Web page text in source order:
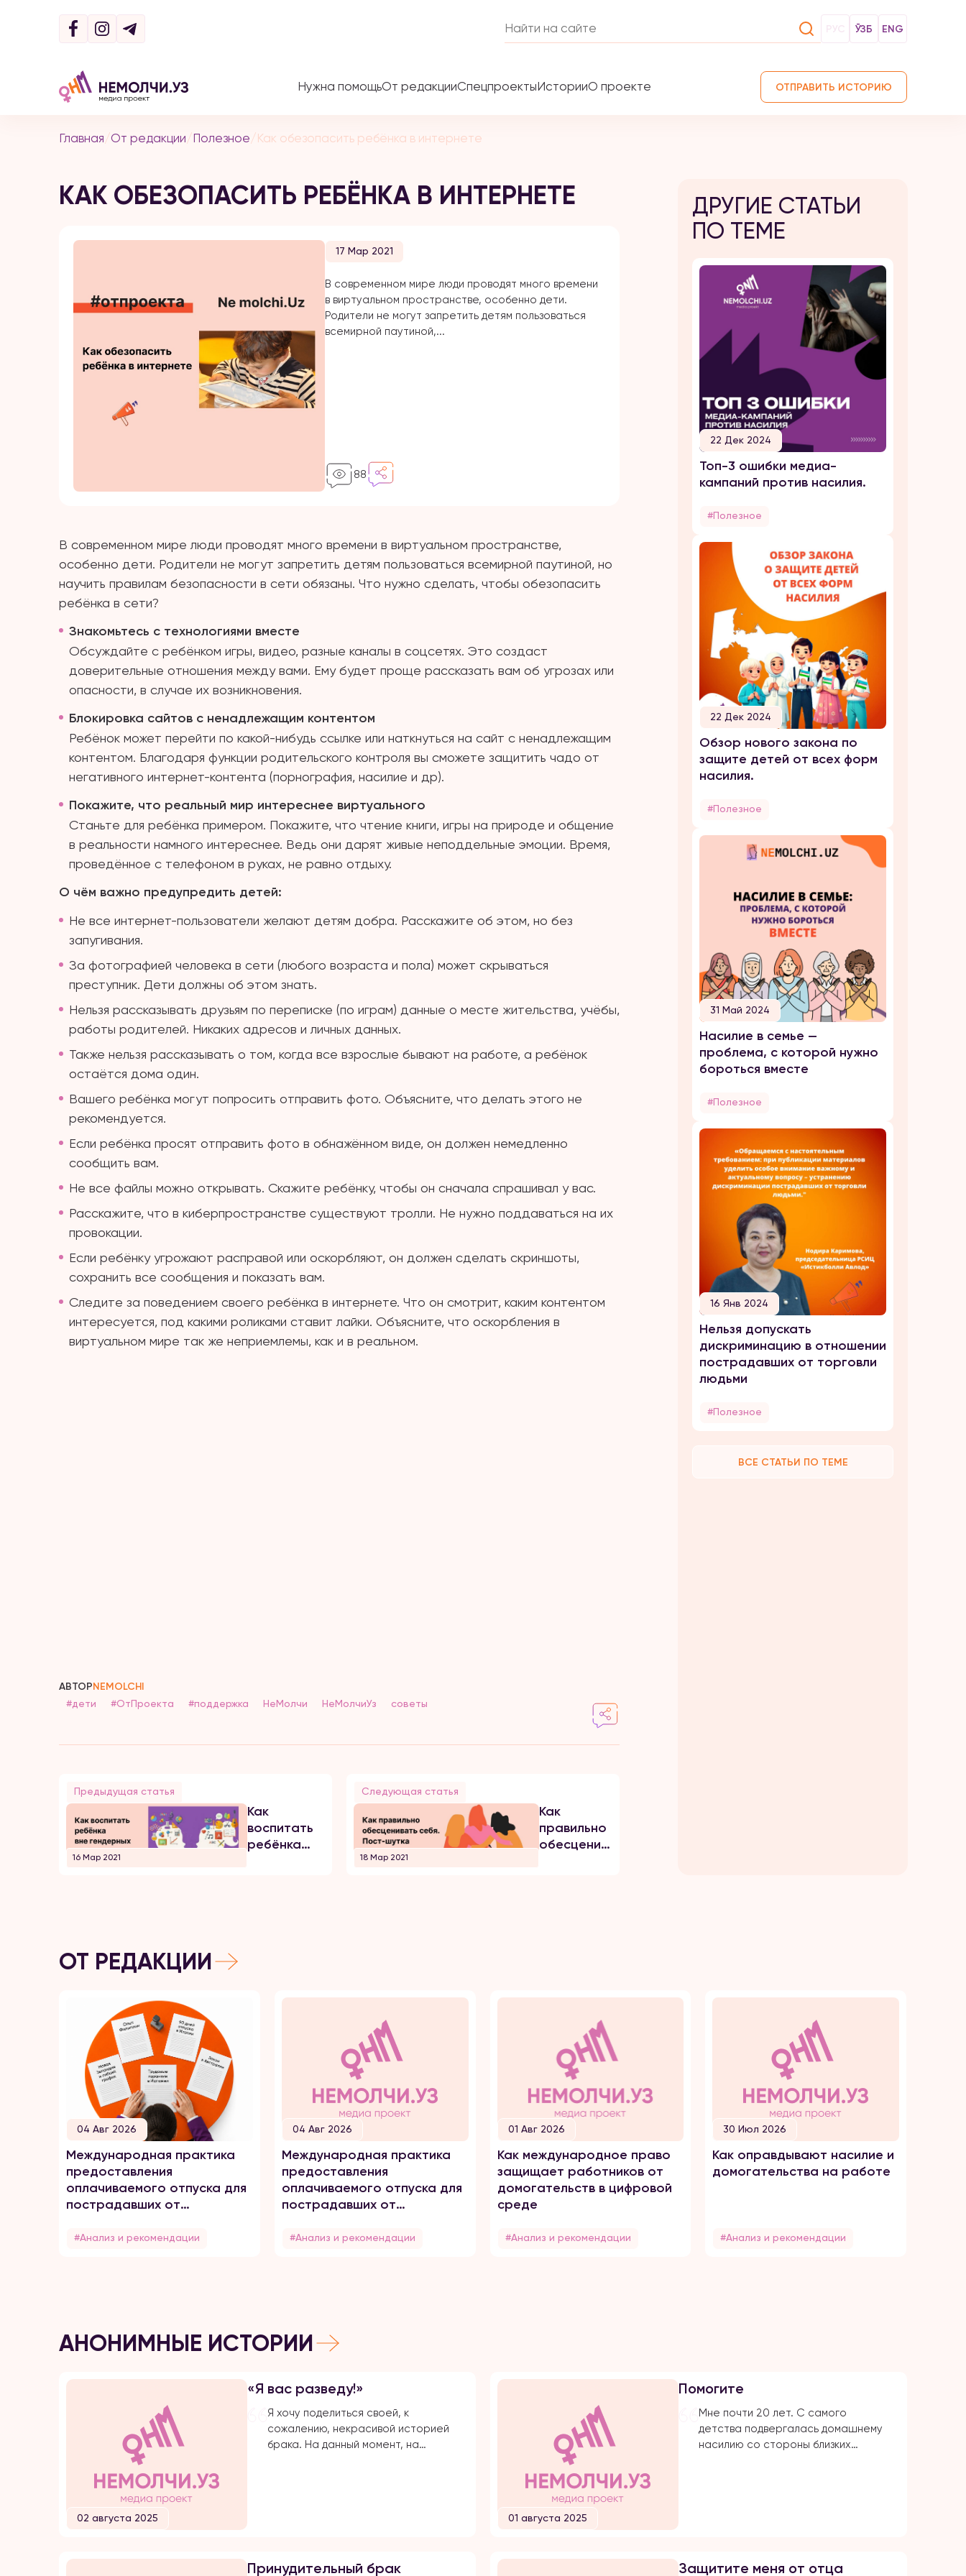
РУС ЎЗБ ENG
Нужна помощьОт редакцииСпецпроектыИсторииО проекте ОТПРАВИТЬ ИСТОРИЮ
Главная/От редакции/Полезное/Как обезопасить ребёнка в интернете
КАК ОБЕЗОПАСИТЬ РЕБЁНКА В ИНТЕРНЕТЕ
17 Мар 2021
В современном мире люди проводят много времени
в виртуальном пространстве, особенно дети.
Родители не могут запретить детям пользоваться
всемирной паутиной,...
88
В современном мире люди проводят много времени в виртуальном пространстве,
особенно дети. Родители не могут запретить детям пользоваться всемирной паутиной, но
научить правилам безопасности в сети обязаны. Что нужно сделать, чтобы обезопасить
ребёнка в сети?
Знакомьтесь с технологиями вместе
Обсуждайте с ребёнком игры, видео, разные каналы в соцсетях. Это создаст
доверительные отношения между вами. Ему будет проще рассказать вам об угрозах или
опасности, в случае их возникновения.
Блокировка сайтов с ненадлежащим контентом
Ребёнок может перейти по какой-нибудь ссылке или наткнуться на сайт с ненадлежащим
контентом. Благодаря функции родительского контроля вы сможете защитить чадо от
негативного интернет-контента (порнография, насилие и др).
Покажите, что реальный мир интереснее виртуального
Станьте для ребёнка примером. Покажите, что чтение книги, игры на природе и общение
в реальности намного интереснее. Ведь они дарят живые неподдельные эмоции. Время,
проведённое с телефоном в руках, не равно отдыху.
О чём важно предупредить детей:
Не все интернет-пользователи желают детям добра. Расскажите об этом, но без
запугивания.
За фотографией человека в сети (любого возраста и пола) может скрываться
преступник. Дети должны об этом знать.
Нельзя рассказывать друзьям по переписке (по играм) данные о месте жительства, учёбы,
работы родителей. Никаких адресов и личных данных.
Также нельзя рассказывать о том, когда все взрослые бывают на работе, а ребёнок
остаётся дома один.
Вашего ребёнка могут попросить отправить фото. Объясните, что делать этого не
рекомендуется.
Если ребёнка просят отправить фото в обнажённом виде, он должен немедленно
сообщить вам.
Не все файлы можно открывать. Скажите ребёнку, чтобы он сначала спрашивал у вас.
Расскажите, что в киберпространстве существуют тролли. Не нужно поддаваться на их
провокации.
Если ребёнку угрожают расправой или оскорбляют, он должен сделать скриншоты,
сохранить все сообщения и показать вам.
Следите за поведением своего ребёнка в интернете. Что он смотрит, каким контентом
интересуется, под какими роликами ставит лайки. Объясните, что оскорбления в
виртуальном мире так же неприемлемы, как и в реальном.
АВТОРNEMOLCHI
#дети #ОтПроекта #поддержка НеМолчи НеМолчиУз советы
Предыдущая статья
16 Мар 2021
Как
воспитать
ребёнка
Следующая статья
18 Мар 2021
Как
правильно
обесценивать
ДРУГИЕ СТАТЬИ
ПО ТЕМЕ
22 Дек 2024
Топ-3 ошибки медиа-
кампаний против насилия.
#Полезное
22 Дек 2024
Обзор нового закона по
защите детей от всех форм
насилия.
#Полезное
31 Май 2024
Насилие в семье —
проблема, с которой нужно
бороться вместе
#Полезное
16 Янв 2024
Нельзя допускать
дискриминацию в отношении
пострадавших от торговли
людьми
#Полезное
ВСЕ СТАТЬИ ПО ТЕМЕ
ОТ РЕДАКЦИИ
04 Авг 2026
Международная практика
предоставления
оплачиваемого отпуска для
пострадавших от
#Анализ и рекомендации
04 Авг 2026
Международная практика
предоставления
оплачиваемого отпуска для
пострадавших от
#Анализ и рекомендации
01 Авг 2026
Как международное право
защищает работников от
домогательств в цифровой
среде
#Анализ и рекомендации
30 Июл 2026
Как оправдывают насилие и
домогательства на работе
#Анализ и рекомендации
АНОНИМНЫЕ ИСТОРИИ
02 августа 2025
«Я вас разведу!»
Я хочу поделиться своей, к
сожалению, некрасивой историей
брака. На данный момент, на
затем мы встречались почти 5 лет и
01 августа 2025
Помогите
Мне почти 20 лет. С самого
детства подвергалась домашнему
насилию со стороны близких
нашего блага. Однако, этого блага
Принудительный брак Защитите меня от отца